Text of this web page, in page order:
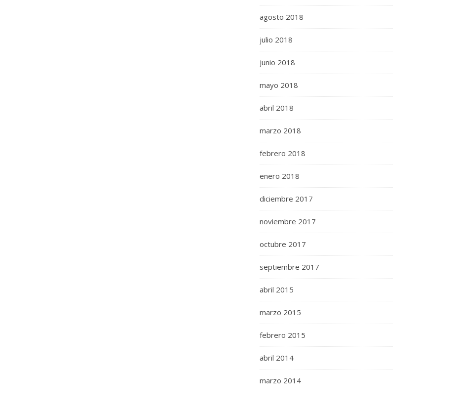
agosto 2018
julio 2018
junio 2018
mayo 2018
abril 2018
marzo 2018
febrero 2018
enero 2018
diciembre 2017
noviembre 2017
octubre 2017
septiembre 2017
abril 2015
marzo 2015
febrero 2015
abril 2014
marzo 2014